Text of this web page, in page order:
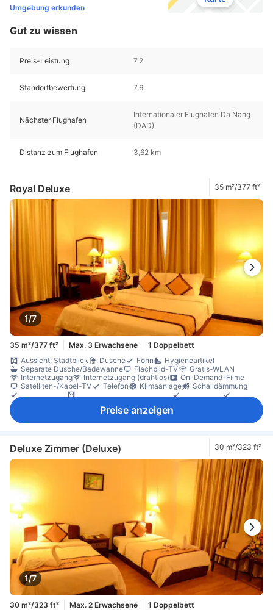
Umgebung erkunden
Gut zu wissen
Preis-Leistung 7.2
Standortbewertung 7.6
Nächster Flughafen
Internationaler Flughafen Da Nang
(DAD)
Distanz zum Flughafen 3,62 km
Royal Deluxe 35 m²/377 ft²
1/7
35 m²/377 ft² Max. 3 Erwachsene
1 Doppelbett
Aussicht: Stadtblick
Dusche Föhn
Hygieneartikel
Separate Dusche/Badewanne
Flachbild-TV
Gratis-WLAN
Internetzugang
Internetzugang (drahtlos)
On-Demand-Filme
Satelliten-/Kabel-TV
Telefon Klimaanlage
Schalldämmung
Tageszeitung
Vorhänge zur Verdunkelung Weckdienst
Wecker
Schließfach im Zimmer
Preise anzeigen
Deluxe Zimmer (Deluxe) 30 m²/323 ft²
1/7
30 m²/323 ft² Max. 2 Erwachsene
1 Doppelbett